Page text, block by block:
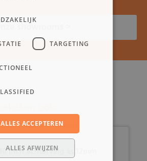
Onze showrooms >
ook:
10 inch achtervelg as 12mm
TARGETING
ALLES ACCEPTEREN
ALLES AFWIJZEN